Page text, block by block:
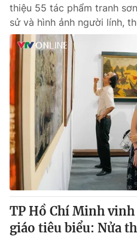
thiệu 55 tác phẩm tranh
sử và hình ảnh người lính,
TP Hồ Chí Minh
giáo tiêu biểu: Nửa